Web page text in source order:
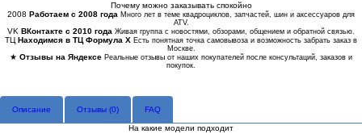
Почему можно заказывать спокойно
2008 Работаем с 2008 года Много лет в теме квадроциклов, запчастей, шин и аксессуаров для
ATV.
VK ВКонтакте с 2010 года Живая группа с новостями, обзорами, общением и обратной связью.
ТЦ Находимся в ТЦ Формула Х Есть понятная точка самовывоза и возможность забрать заказ в
Москве.
★ Отзывы на Яндексе Реальные отзывы от наших покупателей после консультаций, заказов и
покупок.
Описание Отзывы (0) FAQ
На какие модели подходит